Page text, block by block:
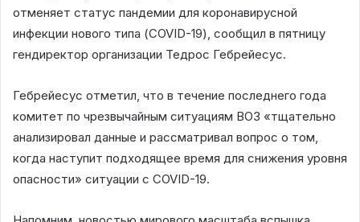
отменяет статус пандемии для коронавирусной
инфекции нового типа (COVID-19), сообщил в пятницу
гендиректор организации Тедрос Гебрейесус.
Гебрейесус отметил, что в течение последнего года
комитет по чрезвычайным ситуациям ВОЗ «тщательно
анализировал данные и рассматривал вопрос о том,
когда наступит подходящее время для снижения уровня
опасности» ситуации с COVID-19.